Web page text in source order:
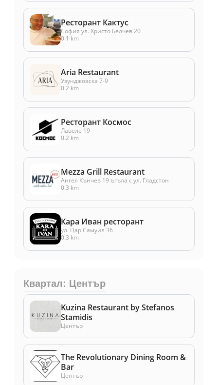
Ресторант Кактус
София ул. Христо Белчев 20
0.1 km
Aria Restaurant
Узунджовска 7-9
0.2 km
Ресторант Космос
Лавеле 19
0.2 km
Mezza Grill Restaurant
Ангел Кънчев 19 ъгъла с ул. Гладстон
0.3 km
Кара Иван ресторант
ул. Цар Самуил 36
0.3 km
Квартал: Център
Kuzina Restaurant by Stefanos
Stamidis
Център
The Revolutionary Dining Room &
Bar
Център